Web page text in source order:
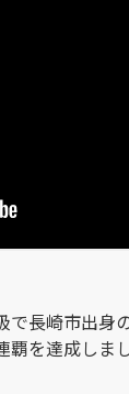
長崎市出身
を達成しまし